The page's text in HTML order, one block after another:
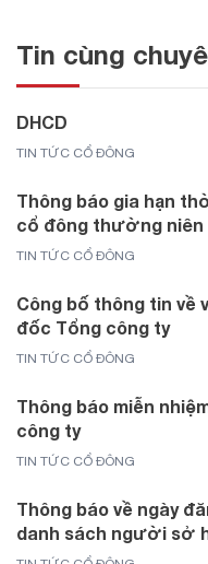
Tin cùng
DHCD
TIN TỨC CỔ ĐÔNG
Thông báo gia hạn
cổ đông thường niên
TIN TỨC CỔ ĐÔNG
Công bố thông tin về
đốc Tổng công ty
TIN TỨC CỔ ĐÔNG
Thông báo miễn
công ty
TIN TỨC CỔ ĐÔNG
Thông báo về ngày
danh sách người sở